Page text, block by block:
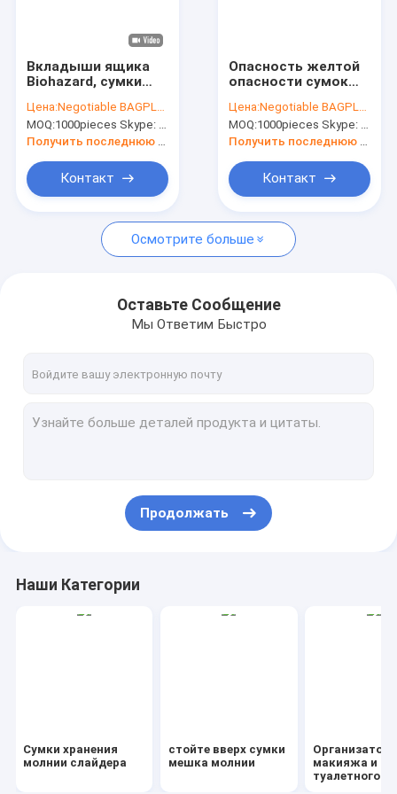
Спросите цитату
Сумки хранения молнии слайдера
стойте вверх сумки мешка молнии
Конверт отправителя STEB сумки пузыря
Био Dinnerware Eco Tableware
Ленточная метка Стикке
Вкладыши ящика
Biohazard, сумки
отброс Biohazard,
уничтожение
отбросов,
клиники, доктора
Офис Уход
Цена:Negotiable BAGPLASTICS@YAHOO.COM
MOQ:1000pieces Skype: mydearneil
Получить последнюю цену
Контакт
Опасность желтой
опасности сумок
биологическая
сумка Clipseal
опасности, сумки
клинические
ненужные,
медицинский и
Biohazardo
Цена:Negotiable BAGPLASTICS@YAHOO.COM
MOQ:1000pieces Skype: mydearneil
Получить последнюю цену
Контакт
Осмотрите больше
Оставьте Сообщение
Мы Ответим Быстро
Продолжать
Наши Категории
Сумки хранения
молнии слайдера
стойте вверх сумки
мешка молнии
Организатор
макияжа и
туалетного